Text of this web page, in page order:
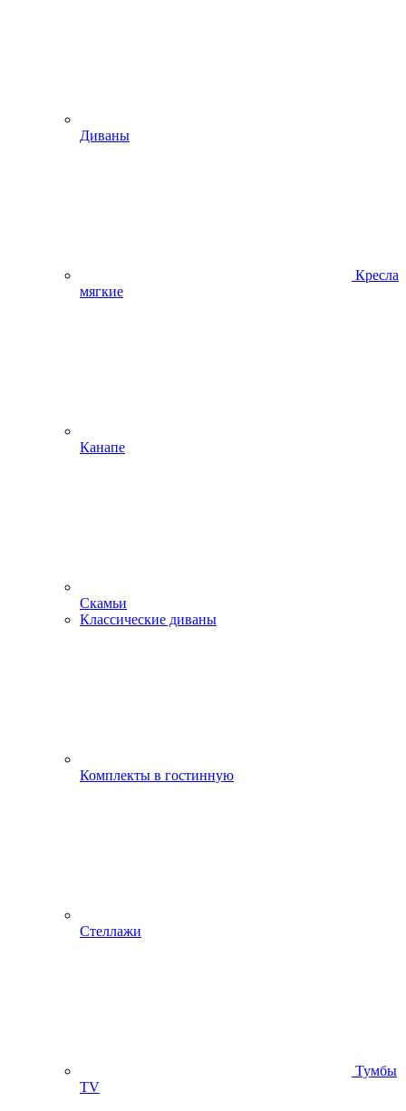
Диваны
Кресла
мягкие
Канапе
Скамьи
Классические диваны
Комплекты в гостинную
Стеллажи
Тумбы
ТV